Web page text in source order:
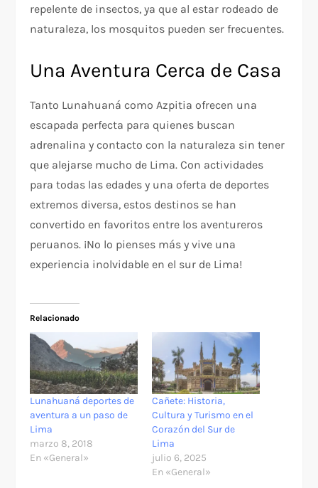
repelente de insectos, ya que al estar rodeado de
naturaleza, los mosquitos pueden ser frecuentes.
Una Aventura Cerca de Casa
Tanto Lunahuaná como Azpitia ofrecen una
escapada perfecta para quienes buscan
adrenalina y contacto con la naturaleza sin tener
que alejarse mucho de Lima. Con actividades
para todas las edades y una oferta de deportes
extremos diversa, estos destinos se han
convertido en favoritos entre los aventureros
peruanos. ¡No lo pienses más y vive una
experiencia inolvidable en el sur de Lima!
Relacionado
Lunahuaná deportes de
aventura a un paso de
Lima
marzo 8, 2018
En «General»
Cañete: Historia,
Cultura y Turismo en el
Corazón del Sur de
Lima
julio 6, 2025
En «General»